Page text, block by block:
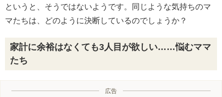
というと、そうではないようです。同じような気持ちのマ
マたちは、どのように決断しているのでしょうか？
家計に余裕はなくても3人目が欲しい……悩むママ
たち
広告